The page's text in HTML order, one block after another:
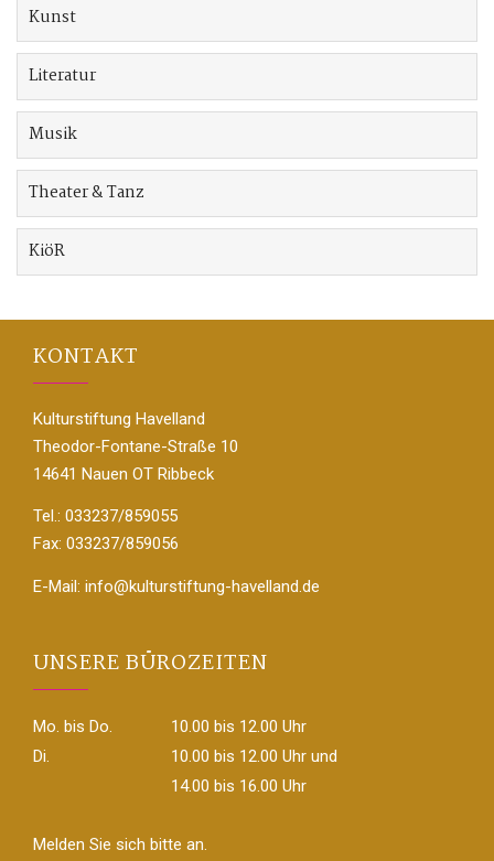
Kunst
Literatur
Musik
Theater & Tanz
KiöR
KONTAKT
Kulturstiftung Havelland
Theodor-Fontane-Straße 10
14641 Nauen OT Ribbeck
Tel.: 033237/859055
Fax: 033237/859056
E-Mail: info@kulturstiftung-havelland.de
UNSERE BÜROZEITEN
Mo. bis Do.
10.00 bis 12.00 Uhr
Di.
10.00 bis 12.00 Uhr und
14.00 bis 16.00 Uhr
Melden Sie sich bitte an.